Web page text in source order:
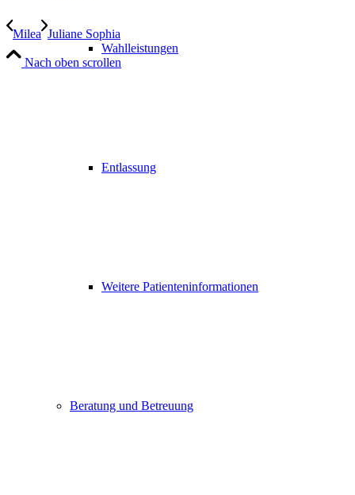
Wahlleistungen
Entlassung
Weitere Patienteninformationen
Beratung und Betreuung
Milea Juliane Sophia
Nach oben scrollen